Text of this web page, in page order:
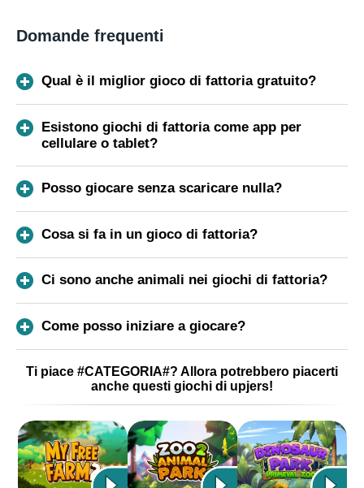
Domande frequenti
Qual è il miglior gioco di fattoria gratuito?
Esistono giochi di fattoria come app per
cellulare o tablet?
Posso giocare senza scaricare nulla?
Cosa si fa in un gioco di fattoria?
Ci sono anche animali nei giochi di fattoria?
Come posso iniziare a giocare?
Ti piace #CATEGORIA#? Allora potrebbero piacerti
anche questi giochi di upjers!